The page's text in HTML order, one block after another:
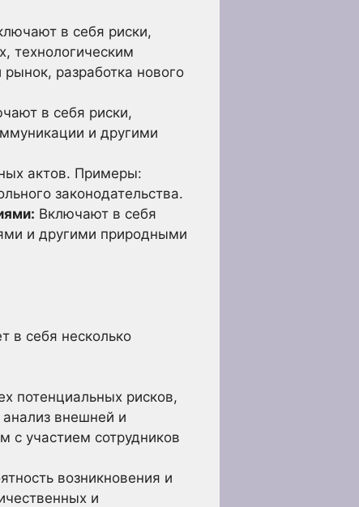
в себя риски,
технологическим
разработка нового
в себя риски,
и другими
актов. Примеры:
законодательства.
Включают в себя
и другими природными
в себя несколько
потенциальных рисков,
внешней и
с участием сотрудников
возникновения и
и